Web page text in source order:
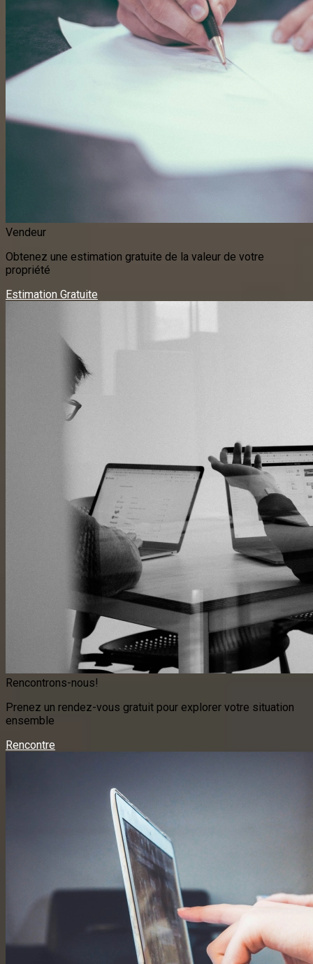
Vendeur
Obtenez une estimation gratuite de la valeur de votre
propriété
Estimation Gratuite
Rencontrons-nous!
Prenez un rendez-vous gratuit pour explorer votre situation
ensemble
Rencontre